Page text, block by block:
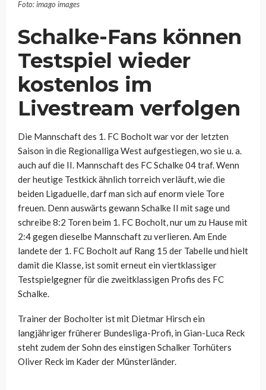
Foto: imago images
Schalke-Fans können
Testspiel wieder
kostenlos im
Livestream verfolgen
Die Mannschaft des 1. FC Bocholt war vor der letzten
Saison in die Regionalliga West aufgestiegen, wo sie u. a.
auch auf die II. Mannschaft des FC Schalke 04 traf. Wenn
der heutige Testkick ähnlich torreich verläuft, wie die
beiden Ligaduelle, darf man sich auf enorm viele Tore
freuen. Denn auswärts gewann Schalke II mit sage und
schreibe 8:2 Toren beim 1. FC Bocholt, nur um zu Hause mit
2:4 gegen dieselbe Mannschaft zu verlieren. Am Ende
landete der 1. FC Bocholt auf Rang 15 der Tabelle und hielt
damit die Klasse, ist somit erneut ein viertklassiger
Testspielgegner für die zweitklassigen Profis des FC
Schalke.
Trainer der Bocholter ist mit Dietmar Hirsch ein
langjähriger früherer Bundesliga-Profi, in Gian-Luca Reck
steht zudem der Sohn des einstigen Schalker Torhüters
Oliver Reck im Kader der Münsterländer.